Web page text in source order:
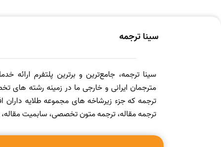
سینا ترجمه
سینا ترجمه، جامع‌ترین و برترین پلتفرم ارائه
مترجمان ایرانی و خارجی ما در زمینه رشته های
ترجمه که جزء زیرشاخه های مجموعه طلایه
ترجمه مقاله، ترجمه متون تخصصی، سابمیت مقاله،